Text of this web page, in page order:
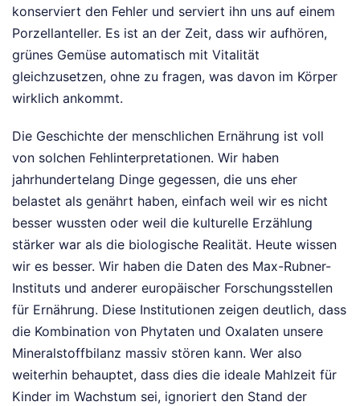
konserviert den Fehler und serviert ihn uns auf einem
Porzellanteller. Es ist an der Zeit, dass wir aufhören,
grünes Gemüse automatisch mit Vitalität
gleichzusetzen, ohne zu fragen, was davon im Körper
wirklich ankommt.
Die Geschichte der menschlichen Ernährung ist voll
von solchen Fehlinterpretationen. Wir haben
jahrhundertelang Dinge gegessen, die uns eher
belastet als genährt haben, einfach weil wir es nicht
besser wussten oder weil die kulturelle Erzählung
stärker war als die biologische Realität. Heute wissen
wir es besser. Wir haben die Daten des Max-Rubner-
Instituts und anderer europäischer Forschungsstellen
für Ernährung. Diese Institutionen zeigen deutlich, dass
die Kombination von Phytaten und Oxalaten unsere
Mineralstoffbilanz massiv stören kann. Wer also
weiterhin behauptet, dass dies die ideale Mahlzeit für
Kinder im Wachstum sei, ignoriert den Stand der